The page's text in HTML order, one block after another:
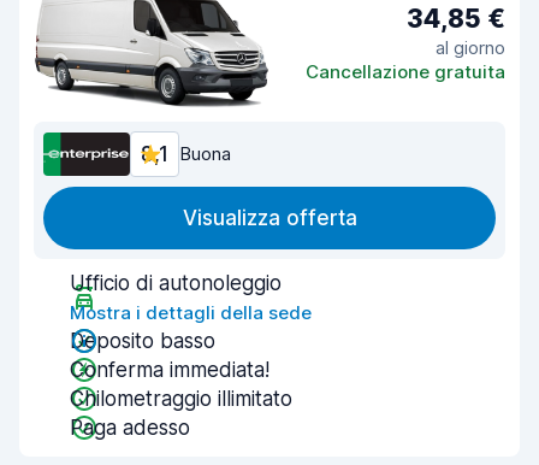
34,85 €
al giorno
Cancellazione gratuita
8,1 Buona
Visualizza offerta
Ufficio di autonoleggio
Mostra i dettagli della sede
Deposito basso
Conferma immediata!
Chilometraggio illimitato
Paga adesso